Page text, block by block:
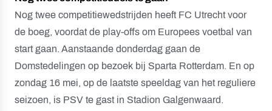
Nog twee competitiewedstrijden heeft FC Utrecht voor
de boeg, voordat de play-offs om Europees voetbal van
start gaan. Aanstaande donderdag gaan de
Domstedelingen op bezoek bij Sparta Rotterdam. En op
zondag 16 mei, op de laatste speeldag van het reguliere
seizoen, is PSV te gast in Stadion Galgenwaard.